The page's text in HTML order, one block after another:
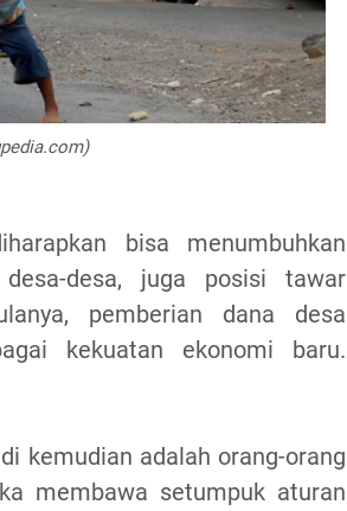
bisa menumbuhkan
desa, juga posisi tawar
pemberian dana desa
kekuatan ekonomi baru.
kemudian adalah orang-orang
membawa setumpuk aturan